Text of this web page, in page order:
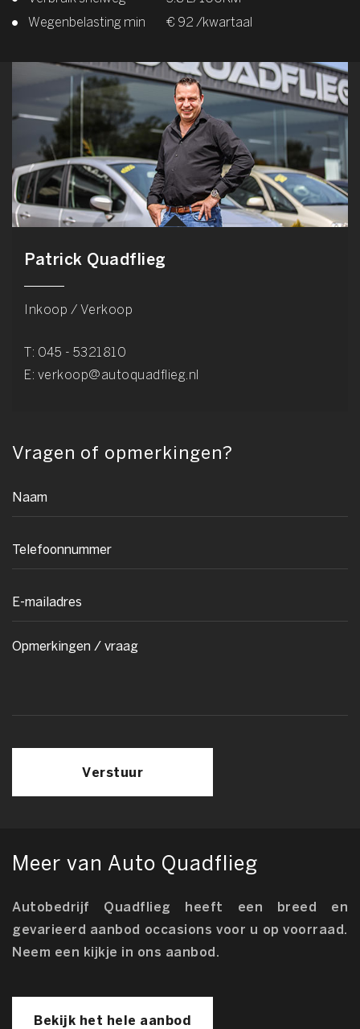
Wegenbelasting min
€ 92 /kwartaal
Patrick Quadflieg
Inkoop / Verkoop
T: 045 - 5321810
E: verkoop@autoquadflieg.nl
Vragen of opmerkingen?
Verstuur
Meer van Auto Quadflieg
Autobedrijf Quadflieg heeft een breed en
gevarieerd aanbod occasions voor u op voorraad.
Neem een kijkje in ons aanbod.
Bekijk het hele aanbod